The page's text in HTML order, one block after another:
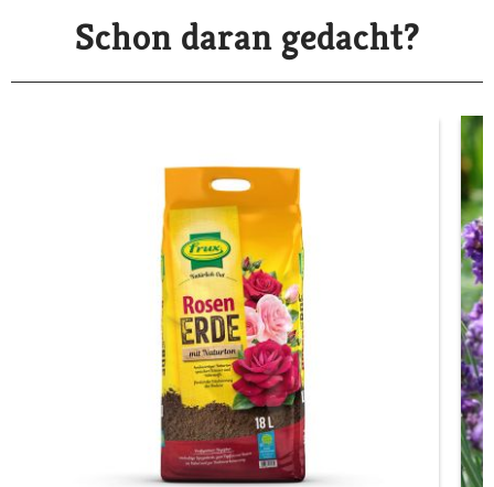
Schon daran gedacht?